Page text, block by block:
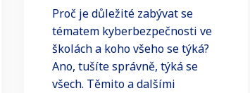
Proč je důležité zabývat se
tématem kyberbezpečnosti ve
školách a koho všeho se týká?
Ano, tušíte správně, týká se
všech. Těmito a dalšími